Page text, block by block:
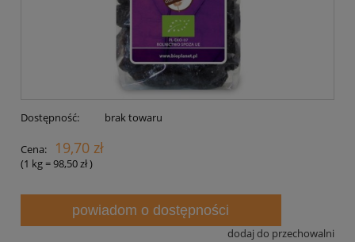
Dostępność: brak towaru
Cena: 19,70 zł
(1 kg=98,50 zł)
powiadom o dostępności
dodaj do przechowalni